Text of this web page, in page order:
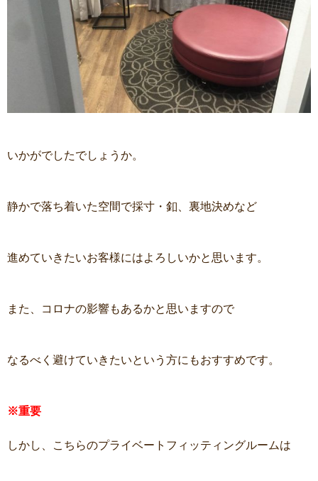
いかがでしたでしょうか。
静かで落ち着いた空間で採寸・釦、裏地決めなど
進めていきたいお客様にはよろしいかと思います。
また、コロナの影響もあるかと思いますので
なるべく避けていきたいという方にもおすすめです。
※重要
しかし、こちらのプライベートフィッティングルームは